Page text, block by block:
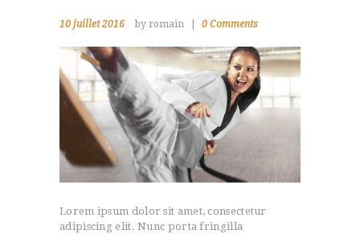
10 juillet 2016 by romain 0 Comments
Lorem ipsum dolor sit amet, consectetur
adipiscing elit. Nunc porta fringilla